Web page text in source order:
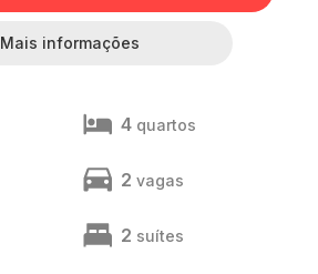
Mais informações
4 quartos
2 vagas
2 suítes